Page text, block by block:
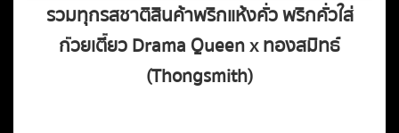
รวมทุกรสชาติสินค้าพริกแห้งคั่ว พริกคั่วใส่
ก๋วยเตี๋ยว Drama Queen xทองสมิทธ์
(Thongsmith)